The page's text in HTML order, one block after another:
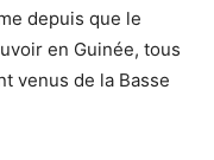
depuis que le
en Guinée, tous
venus de la Basse